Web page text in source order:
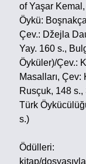
of Yaşar
Öykü:
Çev.: Džejla
Yay. 160 s.,
Öyküler)/Çev.:
Masalları,
Rusçuk, 148 s.,
Türk
s.)
Ödülleri:
kitap/